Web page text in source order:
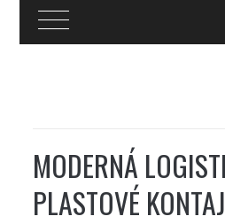
MODERNÁ
PLASTOVÉ